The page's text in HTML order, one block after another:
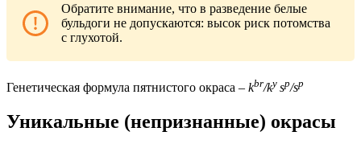
Обратите внимание, что в разведение белые
бульдоги не допускаются: высок риск потомства
с глухотой.
Генетическая формула пятнистого окраса – kbr/ky sp/sp
Уникальные (непризнанные) окрасы